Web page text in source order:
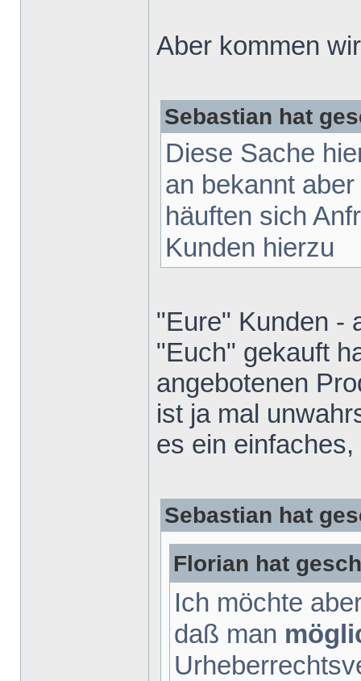
Aber kommen
Sebastian hat
Diese Sache
an bekannt
häuften sich
Kunden hierzu
"Eure" Kunden -
"Euch" gekauft
angebotenen
ist ja mal
es ein
Sebastian hat
Florian hat
Ich möchte
daß man